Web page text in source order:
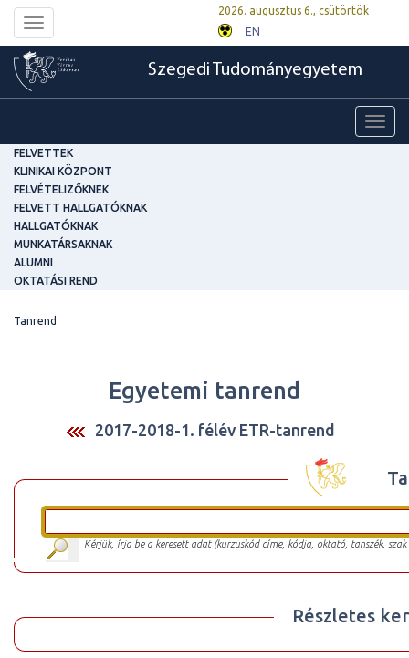
Toggle
navigation
2026. augusztus 6., csütörtök
EN
Szegedi Tudományegyetem
FELVETTEK
KLINIKAI KÖZPONT
FELVÉTELIZŐKNEK
FELVETT HALLGATÓKNAK
HALLGATÓKNAK
MUNKATÁRSAKNAK
ALUMNI
OKTATÁSI REND
Tanrend
Egyetemi tanrend
2017-2018-1. félév ETR-tanrend
Kérjük, írja be a keresett adat (kurzuskód címe, kódja, oktató, tanszék,
Részletes